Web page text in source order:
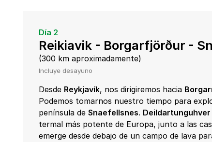
Día 2
Reikiavik - Borgarfjörður -
(300 km aproximadamente)
Incluye desayuno
Desde Reykjavík, nos dirigiremos hacia
Podemos tomarnos nuestro tiempo para
península de Snaefellsnes. Deildartunguhver
termal más potente de Europa, junto a las
emerge desde debajo de un campo de lava